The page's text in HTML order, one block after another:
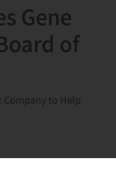
Gene
of
Company to Help